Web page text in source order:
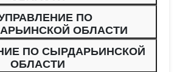
ПО
ОБЛАСТИ
ПО СЫРДАРЬИНСКОЙ
ОБЛАСТИ